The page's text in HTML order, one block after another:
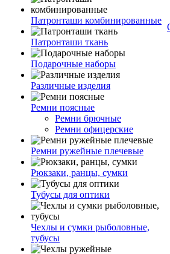
Патронташи комбинированные
Патронташи ткань
Подарочные наборы
Различные изделия
Ремни поясные
Ремни брючные
Ремни офицерские
Ремни ружейные плечевые
Рюкзаки, ранцы, сумки
Тубусы для оптики
Чехлы и сумки рыболовные,
тубусы